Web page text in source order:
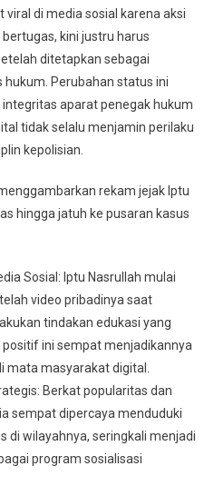
di media sosial karena aksi
kini justru harus
ditetapkan sebagai
Perubahan status ini
aparat penegak hukum
tidak selalu menjamin perilaku
kepolisian.
rekam jejak Iptu
hingga jatuh ke pusaran kasus
Sosial: Iptu Nasrullah mulai
video pribadinya saat
tindakan edukasi yang
ini sempat menjadikannya
mata masyarakat digital.
Berkat popularitas dan
sempat dipercaya menduduki
di wilayahnya, seringkali menjadi
program sosialisasi